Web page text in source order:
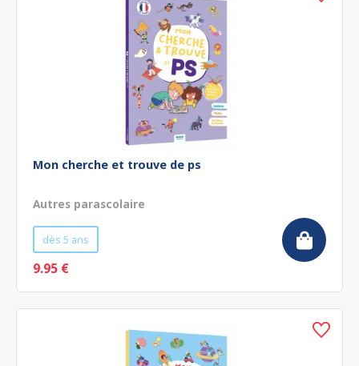
Mon cherche et trouve de ps
Autres parascolaire
dès 5 ans
9.95 €